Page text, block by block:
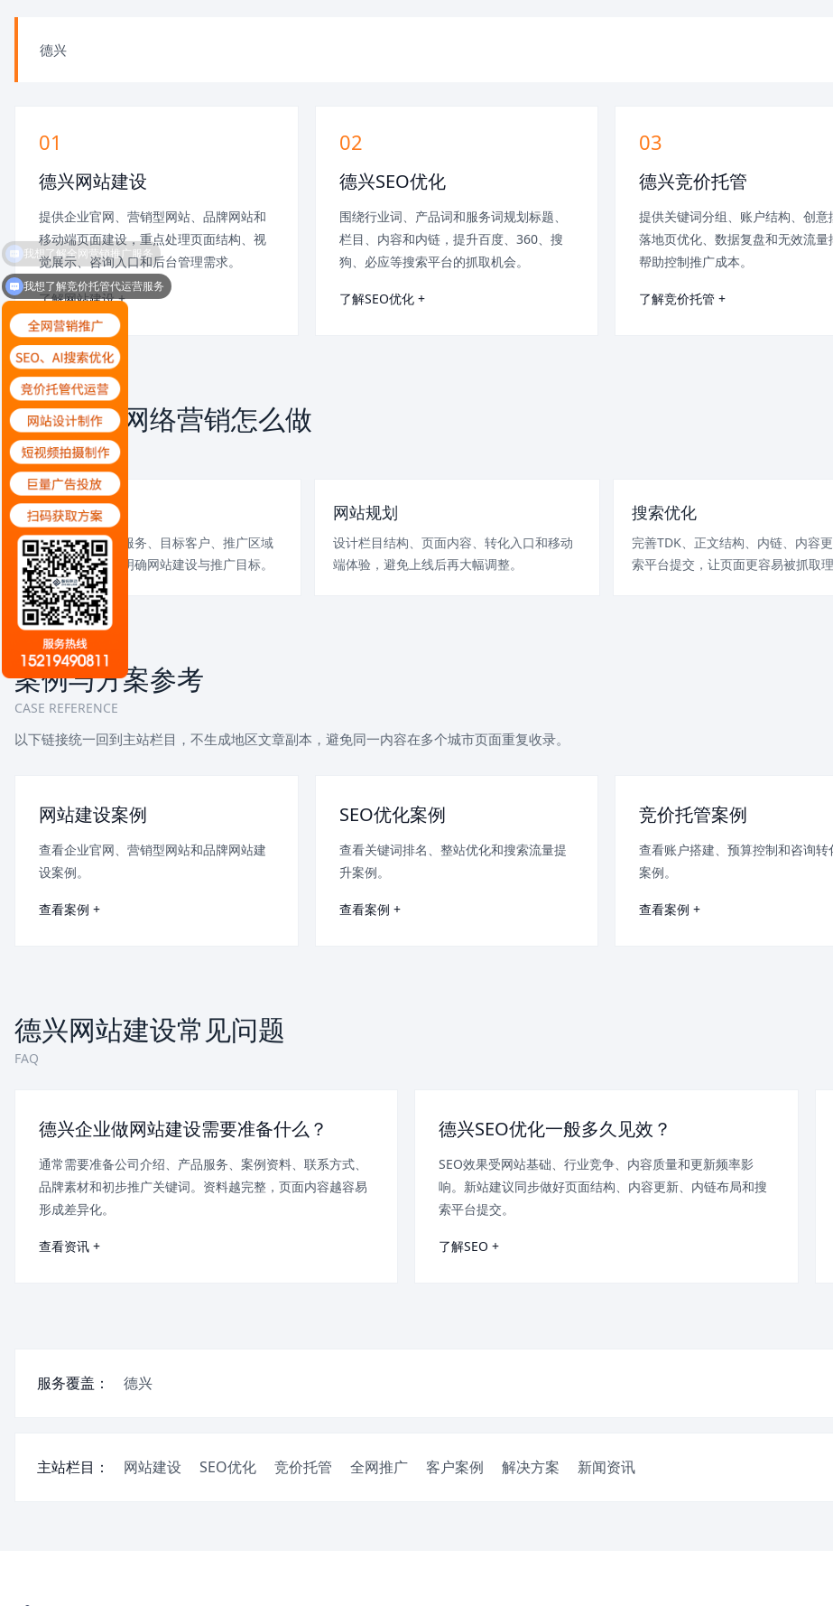
德兴
01
德兴网站建设
提供企业官网、营销型网站、品牌网站和
移动端页面建设，重点处理页面结构、视
觉展示、咨询入口和后台管理需求。
了解网站建设 +
02
德兴SEO优化
围绕行业词、产品词和服务词规划标题、
栏目、内容和内链，提升百度、360、搜
狗、必应等搜索平台的抓取机会。
了解SEO优化 +
03
德兴竞价托管
提供关键词分组、账户结构、创意
落地页优化、数据复盘和无效流量
帮助控制推广成本。
了解竞价托管 +
德兴企业网络营销怎么做
SERVICE PLAN
需求诊断
梳理行业、产品服务、目标客户、推广区域
和核心关键词，明确网站建设与推广目标。
网站规划
设计栏目结构、页面内容、转化入口和移动
端体验，避免上线后再大幅调整。
搜索优化
完善TDK、正文结构、内链、内容
索平台提交，让页面更容易被抓取理
案例与方案参考
CASE REFERENCE
以下链接统一回到主站栏目，不生成地区文章副本，避免同一内容在多个城市页面重复收录。
网站建设案例
查看企业官网、营销型网站和品牌网站建
设案例。
查看案例 +
SEO优化案例
查看关键词排名、整站优化和搜索流量提
升案例。
查看案例 +
竞价托管案例
查看账户搭建、预算控制和咨询转
案例。
查看案例 +
德兴网站建设常见问题
FAQ
德兴企业做网站建设需要准备什么？
通常需要准备公司介绍、产品服务、案例资料、联系方式、
品牌素材和初步推广关键词。资料越完整，页面内容越容易
形成差异化。
查看资讯 +
德兴SEO优化一般多久见效？
SEO效果受网站基础、行业竞争、内容质量和更新频率影
响。新站建议同步做好页面结构、内容更新、内链布局和搜
索平台提交。
了解SEO +
服务覆盖： 德兴
主站栏目： 网站建设 SEO优化 竞价托管 全网推广 客户案例 解决方案 新闻资讯
我想了解竞价托管代运营服务